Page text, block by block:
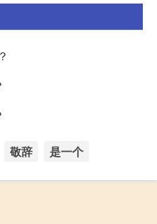
敬辞 是一个